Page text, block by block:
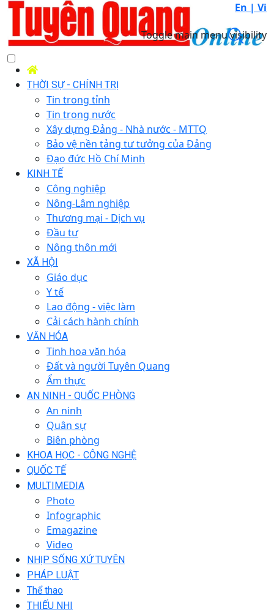
En | Vi
Toggle main menu visibility
THỜI SỰ - CHÍNH TRỊ
Tin trong tỉnh
Tin trong nước
Xây dựng Đảng - Nhà nước - MTTQ
Bảo vệ nền tảng tư tưởng của Đảng
Đạo đức Hồ Chí Minh
KINH TẾ
Công nghiệp
Nông-Lâm nghiệp
Thương mại - Dịch vụ
Đầu tư
Nông thôn mới
XÃ HỘI
Giáo dục
Y tế
Lao động - việc làm
Cải cách hành chính
VĂN HÓA
Tinh hoa văn hóa
Đất và người Tuyên Quang
Ẩm thực
AN NINH - QUỐC PHÒNG
An ninh
Quân sự
Biên phòng
KHOA HỌC - CÔNG NGHỆ
QUỐC TẾ
MULTIMEDIA
Photo
Infographic
Emagazine
Video
NHỊP SỐNG XỨ TUYÊN
PHÁP LUẬT
Thể thao
THIẾU NHI